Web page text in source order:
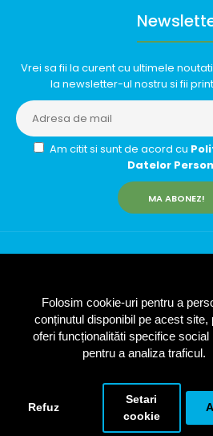
Folosim cookie-uri pentru a
conținutul disponibil pe acest site,
oferi funcționalităti specifice social
pentru a analiza traficul.
Refuz
Setari
cookie
Vrei sa fii la curent cu ultimele
la newsletter-ul nostru si fii
Am citit si sunt de acord cu
Datelor
MA ABONEZ!
InfinityRun © 2026 Toate drepturile